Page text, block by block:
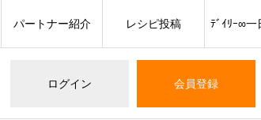
ログイン 会員登録
パートナー紹介 レシピ投稿 ﾃﾞｲﾘｰ∞一